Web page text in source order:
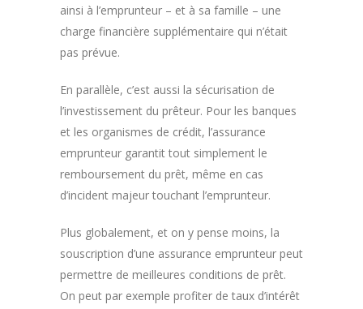
ainsi à l’emprunteur – et à sa famille – une
charge financière supplémentaire qui n’était
pas prévue.
En parallèle, c’est aussi la sécurisation de
l’investissement du prêteur. Pour les banques
et les organismes de crédit, l’assurance
emprunteur garantit tout simplement le
remboursement du prêt, même en cas
d’incident majeur touchant l’emprunteur.
Plus globalement, et on y pense moins, la
souscription d’une assurance emprunteur peut
permettre de meilleures conditions de prêt.
On peut par exemple profiter de taux d’intérêt